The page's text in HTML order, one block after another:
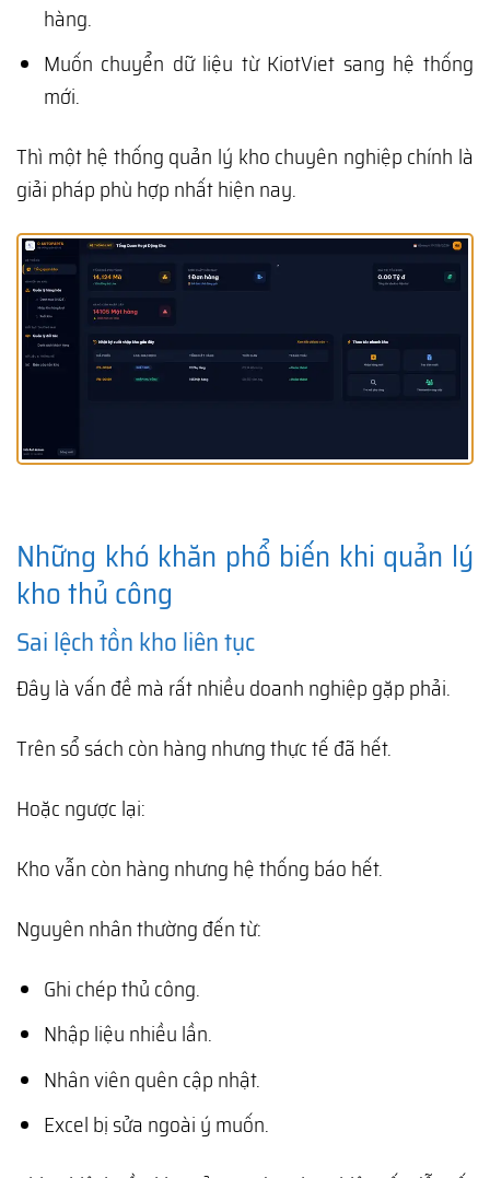
hàng.
Muốn chuyển dữ liệu từ KiotViet sang hệ thống
mới.
Thì một hệ thống quản lý kho chuyên nghiệp chính là
giải pháp phù hợp nhất hiện nay.
Những khó khăn phổ biến khi quản lý
kho thủ công
Sai lệch tồn kho liên tục
Đây là vấn đề mà rất nhiều doanh nghiệp gặp phải.
Trên sổ sách còn hàng nhưng thực tế đã hết.
Hoặc ngược lại:
Kho vẫn còn hàng nhưng hệ thống báo hết.
Nguyên nhân thường đến từ:
Ghi chép thủ công.
Nhập liệu nhiều lần.
Nhân viên quên cập nhật.
Excel bị sửa ngoài ý muốn.